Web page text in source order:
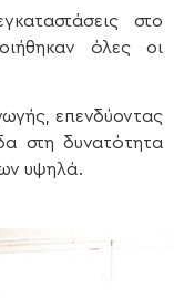
στο
όλες οι
επενδύοντας
στη δυνατότητα
υψηλά.